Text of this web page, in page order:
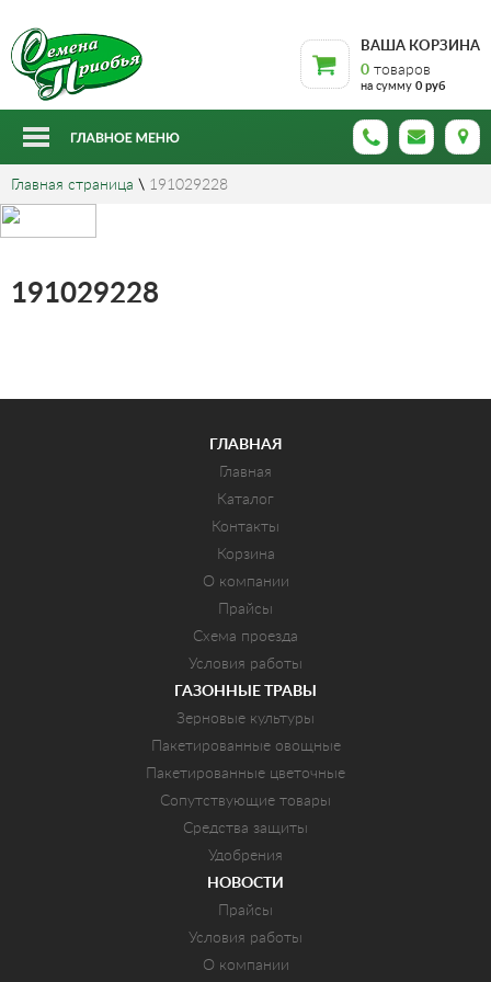
ВАША КОРЗИНА
0 товаров
на сумму 0 руб
Главная страница \ 191029228
191029228
ГЛАВНАЯ
Главная
Каталог
Контакты
Корзина
О компании
Прайсы
Схема проезда
Условия работы
ГАЗОННЫЕ ТРАВЫ
Зерновые культуры
Пакетированные овощные
Пакетированные цветочные
Сопутствующие товары
Средства защиты
Удобрения
НОВОСТИ
Прайсы
Условия работы
О компании